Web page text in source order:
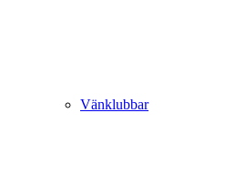
Vänklubbar